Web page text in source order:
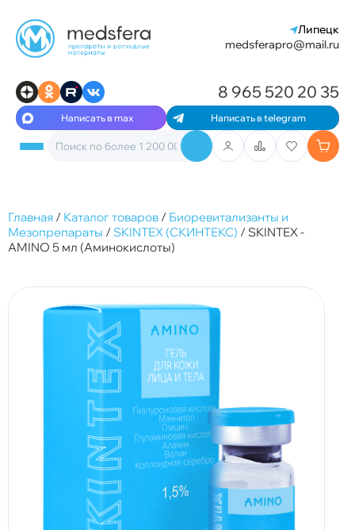
Липецк
medsferapro@mail.ru
Написать в max Написать в telegram
8 965 520 20 35
Главная / Каталог товаров / Биоревитализанты и
Мезопрепараты /SKINTEX (СКИНТЕКС) /SKINTEX -
AMINO 5 мл (Аминокислоты)